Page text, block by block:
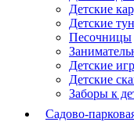
Детские
Детские
Песочницы
Детские
Детские
Заборы к
Садово-